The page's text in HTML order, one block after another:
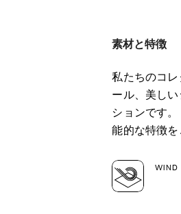
素材と特徴
私たちのコ
ール、美し
ションです
能的な特徴を
WIND